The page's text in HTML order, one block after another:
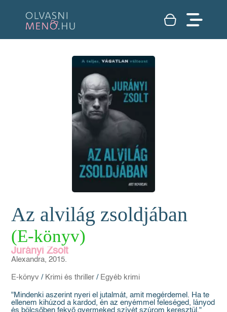
Az alvilág zsoldjában
(E-könyv)
Jurányi Zsolt
Alexandra, 2015.
E-könyv / Krimi és thriller / Egyéb krimi
"Mindenki aszerint nyeri el jutalmát, amit megérdemel. Ha te
ellenem kihúzod a kardod, én az enyémmel feleséged, lányod
és bölcsőben fekvő gyermeked szívét szúrom keresztül."